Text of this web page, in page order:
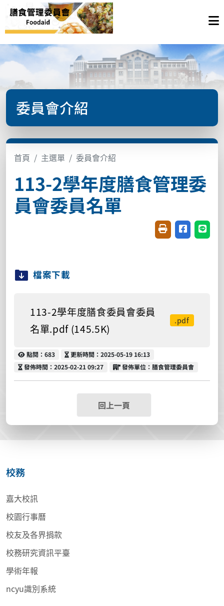
委員會介紹
首頁 主選單 委員會介紹
113-2學年度膳食管理委
員會委員名單
友善列印(開新視
分享至臉書
分享
檔案下載
113-2學年度膳食委員會委員
名單.pdf (145.5K)
.pdf
點閱
點閱：683 更新時間
更新時間：2025-05-19 16:13
發佈時間
發佈時間：2025-02-21 09:27 發佈單位
發佈單位：膳食管理委員會
回上一頁
校務
嘉大校訊
校園行事曆
校友及各界捐款
校務研究資訊平臺
學術年報
ncyu識別系統